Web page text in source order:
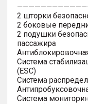
2 шторки
2 боковые
2 подушки
пассажира
Система
(ESC)
Система
Система